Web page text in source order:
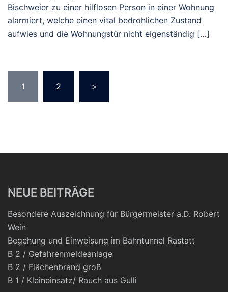
Bischweier zu einer hilflosen Person in einer Wohnung
alarmiert, welche einen vital bedrohlichen Zustand
aufwies und die Wohnungstür nicht eigenständig […]
der
Beiträge
1 2 >
NEUE BEITRÄGE
Besondere Auszeichnung für Bürgermeister a.D. Robert
Wein
Begehung und Einweisung im Bahntunnel Rastatt
B 2 / Gefahrenmeldeanlage
B 2 / Flächenbrand groß
B 1 / Kleineinsatz/ Rauch aus Gulli